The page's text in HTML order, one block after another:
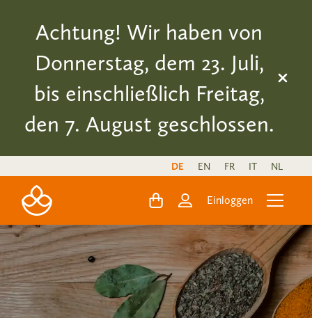
Achtung! Wir haben von
Donnerstag, dem 23. Juli,
bis einschließlich Freitag,
den 7. August geschlossen.
DE EN FR IT NL
Einloggen